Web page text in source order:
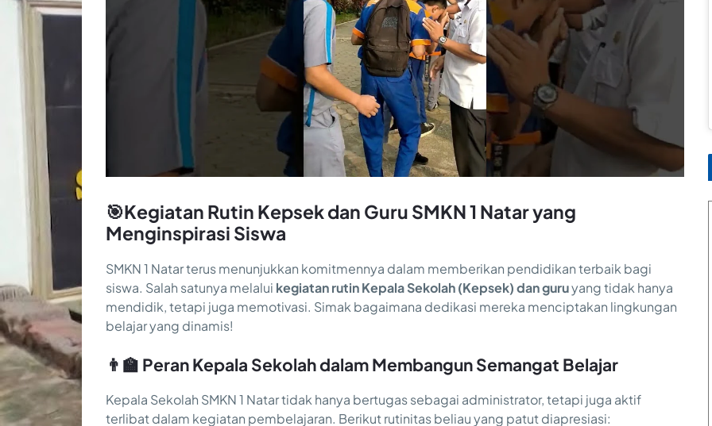
🎯Kegiatan Rutin Kepsek dan Guru SMKN 1 Natar yang
Menginspirasi Siswa
SMKN 1 Natar terus menunjukkan komitmennya dalam memberikan pendidikan terbaik bagi
siswa. Salah satunya melalui kegiatan rutin Kepala Sekolah (Kepsek) dan guruyang tidak hanya
mendidik, tetapi juga memotivasi. Simak bagaimana dedikasi mereka menciptakan lingkungan
belajar yang dinamis!
👨‍🏫 Peran Kepala Sekolah dalam Membangun Semangat Belajar
Kepala Sekolah SMKN 1 Natar tidak hanya bertugas sebagai administrator, tetapi juga aktif
terlibat dalam kegiatan pembelajaran. Berikut rutinitas beliau yang patut diapresiasi: